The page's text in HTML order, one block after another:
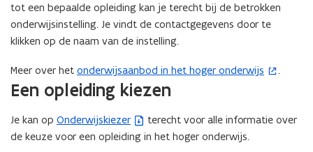
v
e
n
t
u
w
v
n
s
e
r
e
n
t
n
n
e
u
tot een bepaalde opleiding kan je terecht bij de betrokken
onderwijsinstelling. Je vindt de contactgegevens door te
klikken op de naam van de instelling.
Meer over het onderwijsaanbod in het hoger onderwijs
(
o
e
n
.
Een opleiding kiezen
Je kan op Onderwijskiezer
(
b
terecht voor alle informatie over
de keuze voor een opleiding in het hoger onderwijs.